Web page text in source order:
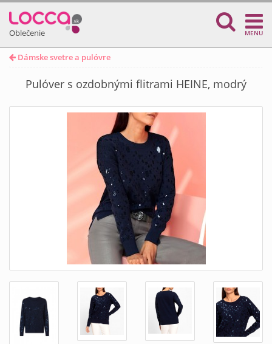
Oblečenie MENU
Dámske svetre a pulóvre
Pulóver s ozdobnými flitrami HEINE, modrý